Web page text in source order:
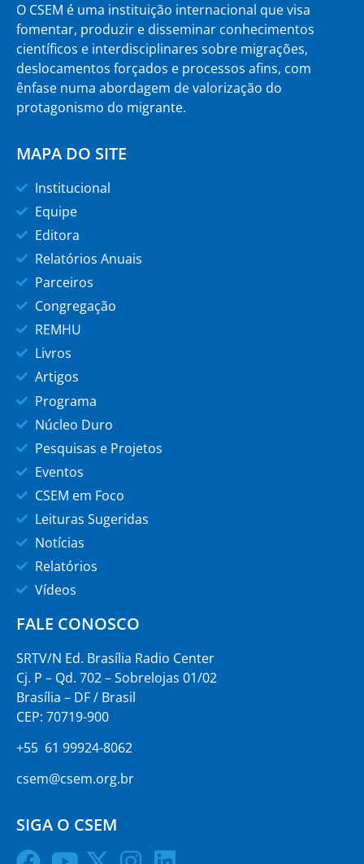
O CSEM é uma instituição internacional que visa
fomentar, produzir e disseminar conhecimentos
científicos e interdisciplinares sobre migrações,
deslocamentos forçados e processos afins, com
ênfase numa abordagem de valorização do
protagonismo do migrante.
MAPA DO SITE
Institucional
Equipe
Editora
Relatórios Anuais
Parceiros
Congregação
REMHU
Livros
Artigos
Programa
Núcleo Duro
Pesquisas e Projetos
Eventos
CSEM em Foco
Leituras Sugeridas
Notícias
Relatórios
Vídeos
FALE CONOSCO
SRTV/N Ed. Brasília Radio Center
Cj. P – Qd. 702 – Sobrelojas 01/02
Brasília – DF / Brasil
CEP: 70719-900
+55 61 99924-8062
csem@csem.org.br
SIGA O CSEM